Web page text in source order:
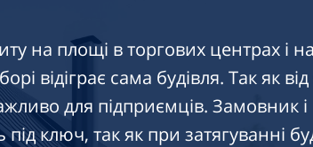
на площі в торгових центрах і на
відіграє сама будівля. Так як від
для підприємців. Замовник і
ключ, так як при затягуванні